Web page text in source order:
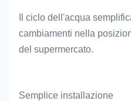
Il ciclo dell'acqua
cambiamenti nella
del supermercato.
Semplice installazione